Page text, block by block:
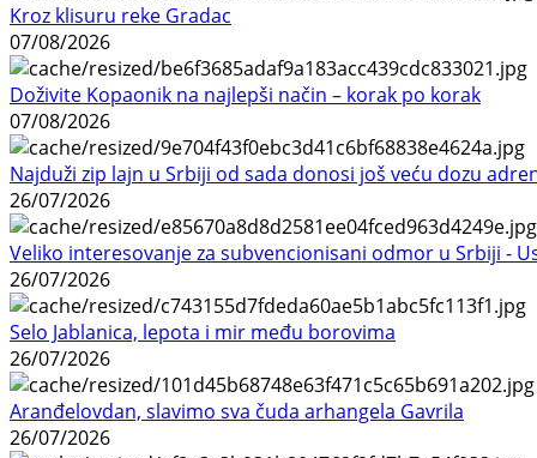
Kroz klisuru reke Gradac
07/08/2026
Doživite Kopaonik na najlepši način – korak po korak
07/08/2026
Najduži zip lajn u Srbiji od sada donosi još veću dozu
26/07/2026
Veliko interesovanje za subvencionisani odmor u Srbiji -
26/07/2026
Selo Jablanica, lepota i mir među borovima
26/07/2026
Aranđelovdan, slavimo sva čuda arhangela Gavrila
26/07/2026